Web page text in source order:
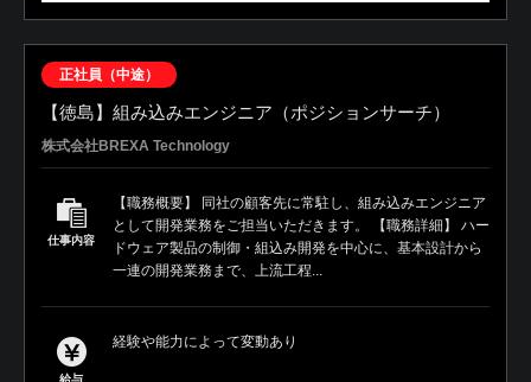
正社員（中途）
【徳島】組み込みエンジニア（ポジションサーチ）
株式会社BREXA Technology
仕事内容
【職務概要】 同社の顧客先に常駐し、組み込みエンジニア
として開発業務をご担当いただきます。 【職務詳細】 ハー
ドウェア製品の制御・組込み開発を中心に、基本設計から
一連の開発業務まで、上流工程...
給与
経験や能力によって変動あり